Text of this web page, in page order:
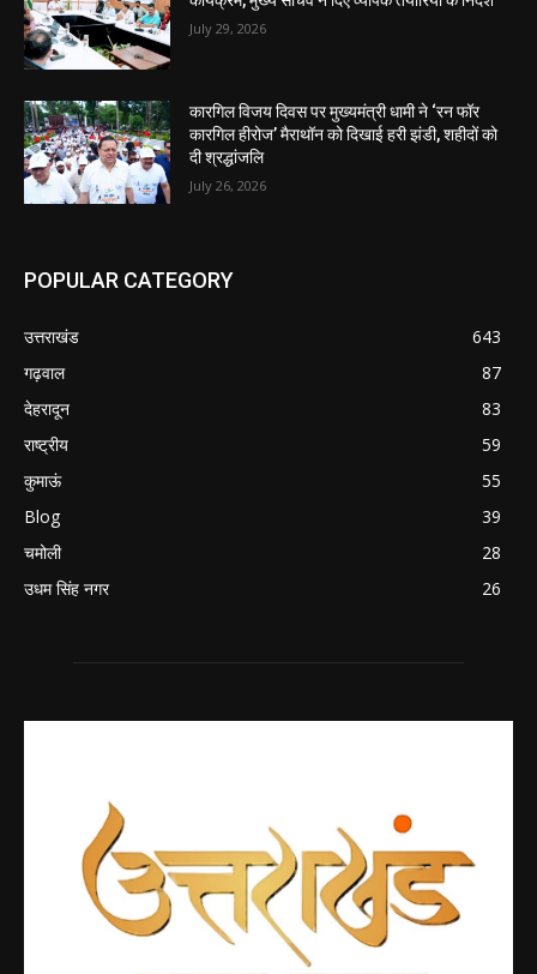
July 29, 2026
कारगिल विजय दिवस पर मुख्यमंत्री धामी ने ‘रन फॉर
कारगिल हीरोज’ मैराथॉन को दिखाई हरी झंडी, शहीदों को
दी श्रद्धांजलि
July 26, 2026
POPULAR CATEGORY
उत्तराखंड
643
गढ़वाल
87
देहरादून
83
राष्ट्रीय
59
कुमाऊं
55
Blog
39
चमोली
28
उधम सिंह नगर
26